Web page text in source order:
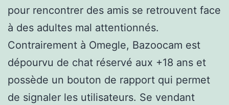
pour rencontrer des amis se retrouvent face
à des adultes mal attentionnés.
Contrairement à Omegle, Bazoocam est
dépourvu de chat réservé aux +18 ans et
possède un bouton de rapport qui permet
de signaler les utilisateurs. Se vendant